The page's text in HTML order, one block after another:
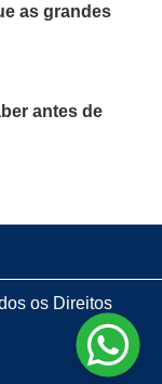
as grandes
antes de
os Direitos